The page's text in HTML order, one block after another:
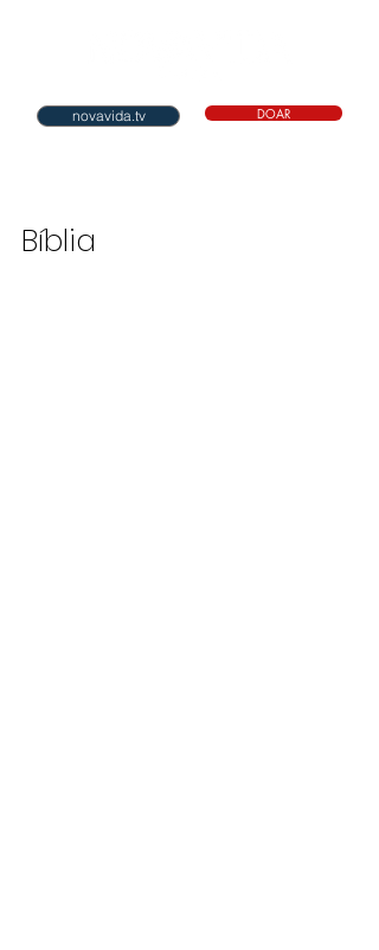
novavida.tv DOAR
Bíblia